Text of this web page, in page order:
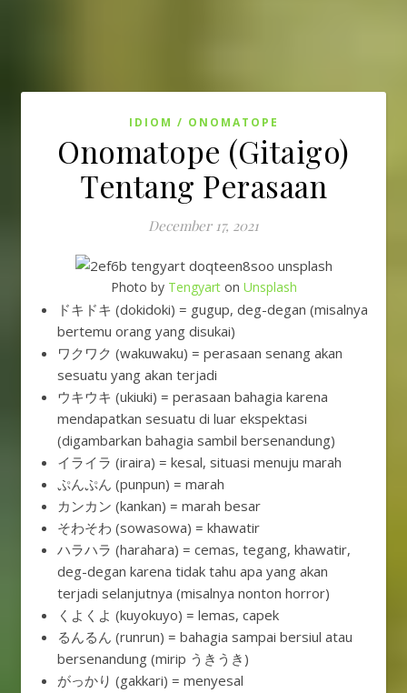
IDIOM / ONOMATOPE
Onomatope (Gitaigo)
Tentang Perasaan
December 17, 2021
Photo by Tengyarton Unsplash
ドキドキ (dokidoki) = gugup, deg-degan (misalnya
bertemu orang yang disukai)
ワクワク (wakuwaku) = perasaan senang akan
sesuatu yang akan terjadi
ウキウキ (ukiuki) = perasaan bahagia karena
mendapatkan sesuatu di luar ekspektasi
(digambarkan bahagia sambil bersenandung)
イライラ (iraira) = kesal, situasi menuju marah
ぷんぷん (punpun) = marah
カンカン (kankan) = marah besar
そわそわ (sowasowa) = khawatir
ハラハラ (harahara) = cemas, tegang, khawatir,
deg-degan karena tidak tahu apa yang akan
terjadi selanjutnya (misalnya nonton horror)
くよくよ (kuyokuyo) = lemas, capek
るんるん (runrun) = bahagia sampai bersiul atau
bersenandung (mirip うきうき)
がっかり (gakkari) = menyesal